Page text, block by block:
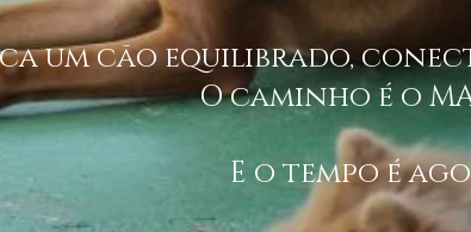
um cão equilibrado,
O caminho é o
E o tempo é